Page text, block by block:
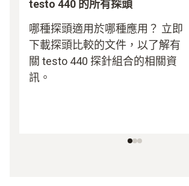
testo 440 的所有探頭
哪種探頭適用於哪種應用？ 立即
下載探頭比較的文件，以了解有
關 testo 440 探針組合的相關資
訊。